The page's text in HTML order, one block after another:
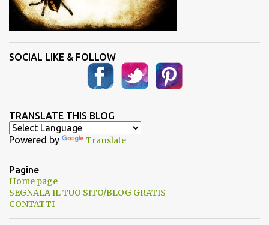
SOCIAL LIKE & FOLLOW
TRANSLATE THIS BLOG
Powered by Translate
Pagine
Home page
SEGNALA IL TUO SITO/BLOG GRATIS
CONTATTI